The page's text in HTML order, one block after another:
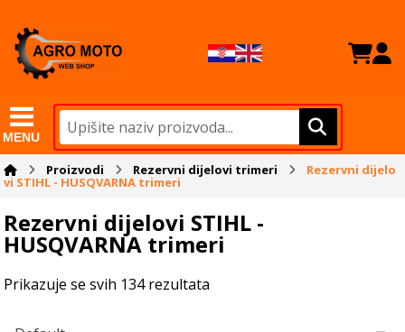
MENU
Proizvodi Rezervni dijelovi trimeri Rezervni dijelo
vi STIHL - HUSQVARNA trimeri
Rezervni dijelovi STIHL -
HUSQVARNA trimeri
Prikazuje se svih 134 rezultata